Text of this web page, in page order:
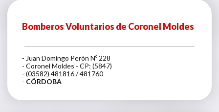
Bomberos Voluntarios de Coronel Moldes
- Juan Domingo Perón Nº 228
- Coronel Moldes - CP: (5847)
- (03582) 481816 / 481760
- CÓRDOBA